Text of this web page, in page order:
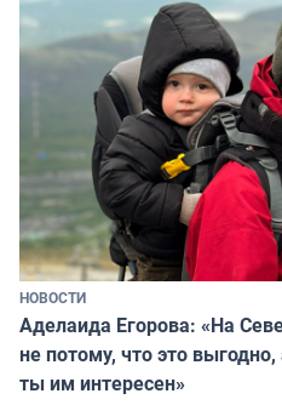
НОВОСТИ
Аделаида Егорова: «На
не потому, что это
ты им интересен»